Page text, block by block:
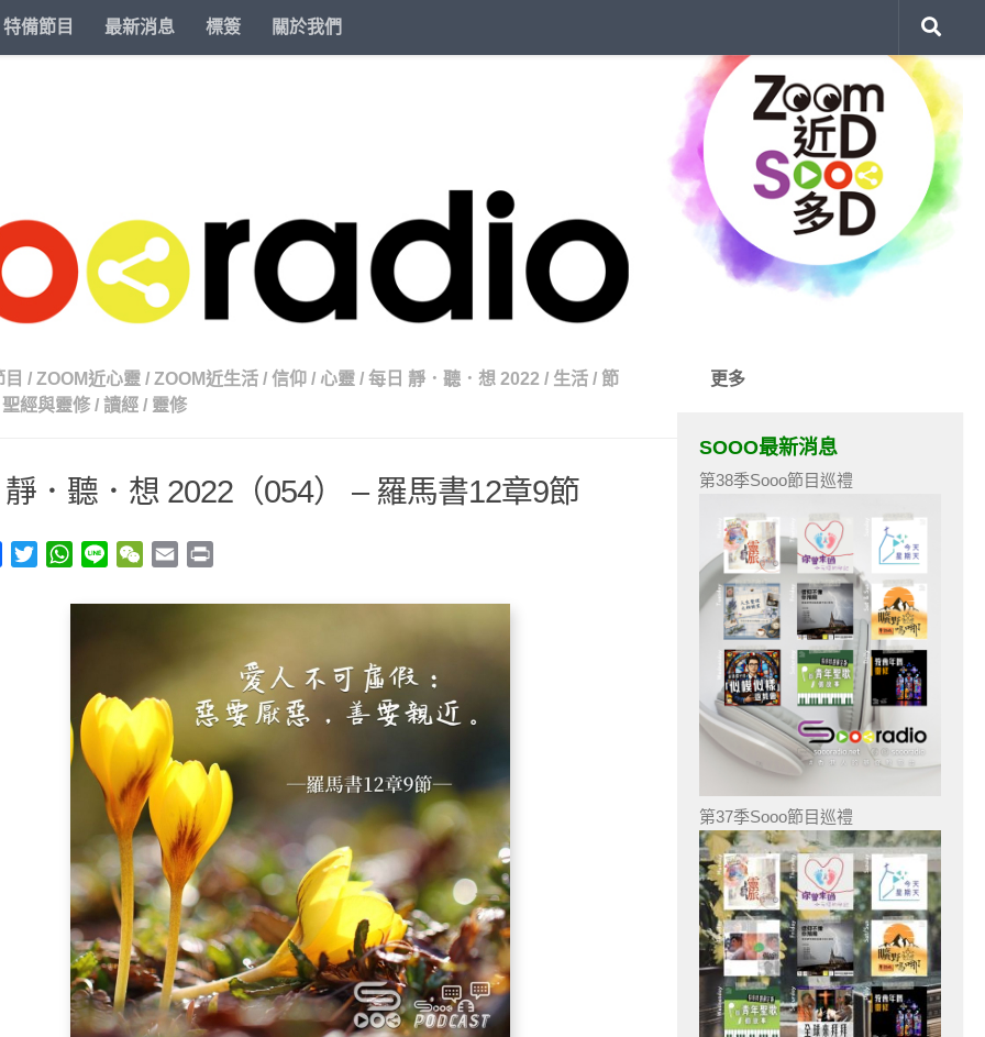
特備節目 最新消息 標簽 關於我們
/ ZOOM近心靈 / ZOOM近生活 / 信仰 / 心靈 / 每日 靜．聽．想 2022 / 生活 / 節
聖經與靈修 / 讀經 / 靈修
．聽．想 2022（054） – 羅馬書12章9節
Facebook
TwitterWhatsApp
Line WeChat
Email
更多
SOOO最新消息
第38季Sooo節目巡禮
第37季Sooo節目巡禮